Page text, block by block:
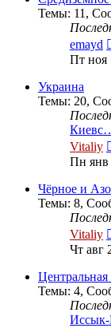
Темы: 11 ,
emayd
Пт ноя
Украина
Темы: 20,
Vitaliy
Пн янв
Чёрное и
Темы: 8,
Vitaliy
Чт авг
Темы: 4,